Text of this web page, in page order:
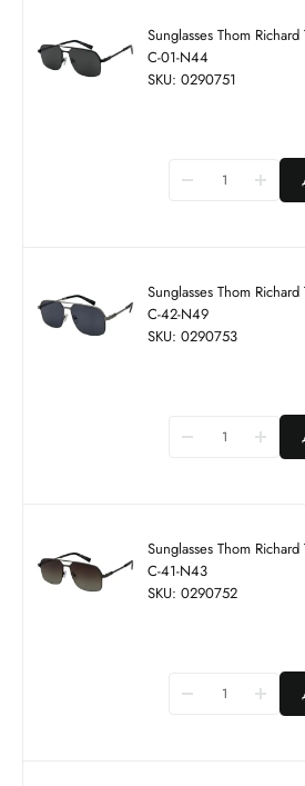
Sunglasses Thom Richard
C-01-N44
SKU: 0290751
Sunglasses Thom Richard
C-42-N49
SKU: 0290753
Sunglasses Thom Richard
C-41-N43
SKU: 0290752